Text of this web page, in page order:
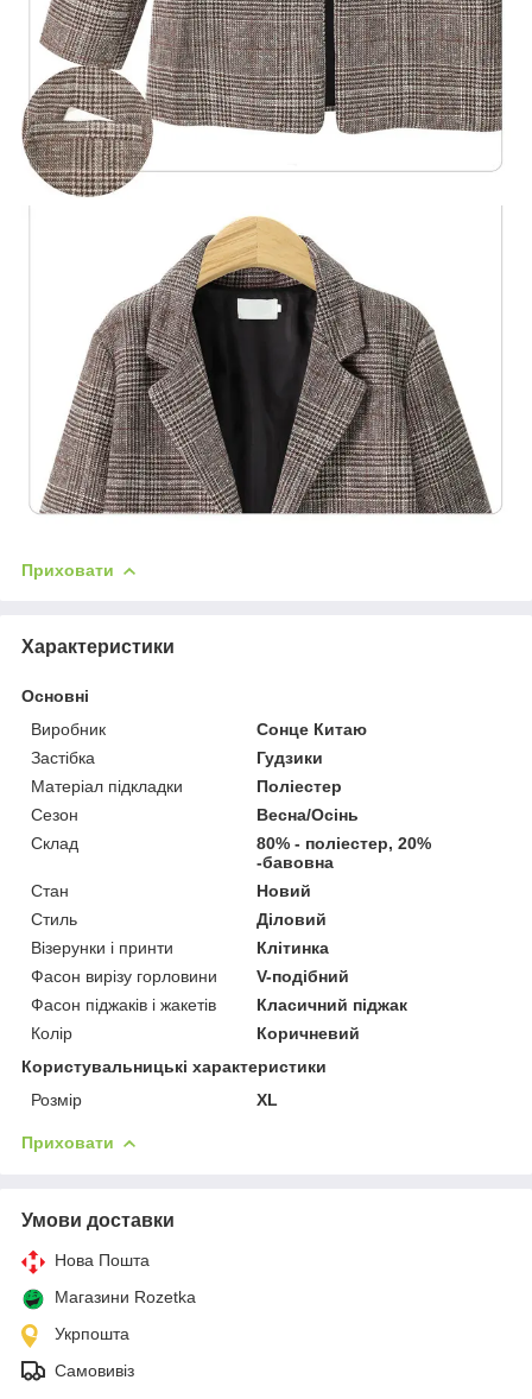
Приховати
Характеристики
Основні
Виробник
Сонце Китаю
Застібка
Гудзики
Матеріал підкладки
Поліестер
Сезон
Весна/Осінь
Склад
80% - поліестер, 20%
-бавовна
Стан
Новий
Стиль
Діловий
Візерунки і принти
Клітинка
Фасон вирізу горловини
V-подібний
Фасон піджаків і жакетів
Класичний піджак
Колір
Коричневий
Користувальницькі характеристики
Розмір
XL
Приховати
Умови доставки
Нова Пошта
Магазини Rozetka
Укрпошта
Самовивіз